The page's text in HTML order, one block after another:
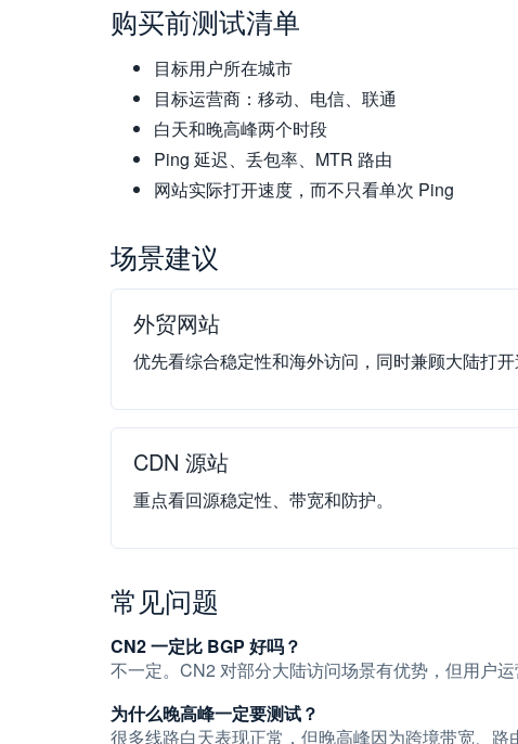
购买前测试清单
目标用户所在城市
目标运营商：移动、电信、联通
白天和晚高峰两个时段
Ping 延迟、丢包率、MTR 路由
网站实际打开速度，而不只看单次 Ping
场景建议
外贸网站
优先看综合稳定性和海外访问，同时兼顾大陆打开
CDN 源站
重点看回源稳定性、带宽和防护。
常见问题
CN2 一定比 BGP 好吗？
不一定。CN2 对部分大陆访问场景有优势，但用户
为什么晚高峰一定要测试？
很多线路白天表现正常，但晚高峰因为跨境带宽、